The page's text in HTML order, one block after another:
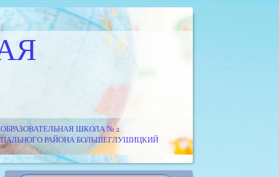
ШКОЛА № 2
РАЙОНА БОЛЬШЕГЛУШИЦКИЙ